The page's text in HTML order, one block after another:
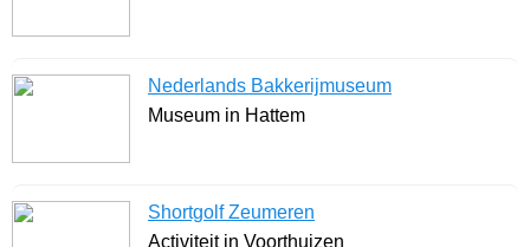
Nederlands Bakkerijmuseum
Museum in Hattem
Shortgolf Zeumeren
Activiteit in Voorthuizen